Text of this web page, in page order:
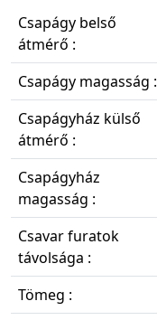
Csapágy belső
átmérő :
Csapágy magasság :
Csapágyház külső
átmérő :
Csapágyház
magasság :
Csavar furatok
távolsága :
Tömeg :